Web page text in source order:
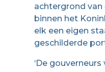
achtergrond
binnen het
elk een eigen
geschilderde
‘De